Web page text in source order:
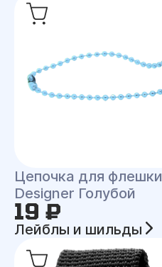
Цепочка для флешки
Designer Голубой
19 ₽
Лейблы и шильды